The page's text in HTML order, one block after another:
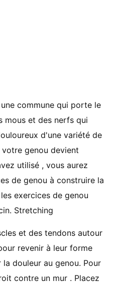
commune qui porte le
mous et des nerfs qui
d'une variété de
genou devient
utilisé , vous aurez
de genou à construire la
exercices de genou
Stretching
et des tendons autour
revenir à leur forme
douleur au genou. Pour
contre un mur . Placez